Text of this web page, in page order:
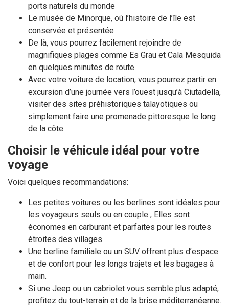
ports naturels du monde
Le musée de Minorque, où l’histoire de l’île est
conservée et présentée
De là, vous pourrez facilement rejoindre de
magnifiques plages comme Es Grau et Cala Mesquida
en quelques minutes de route
Avec votre voiture de location, vous pourrez partir en
excursion d’une journée vers l’ouest jusqu’à Ciutadella,
visiter des sites préhistoriques talayotiques ou
simplement faire une promenade pittoresque le long
de la côte.
Choisir le véhicule idéal pour votre
voyage
Voici quelques recommandations:
Les petites voitures ou les berlines sont idéales pour
les voyageurs seuls ou en couple ; Elles sont
économes en carburant et parfaites pour les routes
étroites des villages.
Une berline familiale ou un SUV offrent plus d’espace
et de confort pour les longs trajets et les bagages à
main.
Si une Jeep ou un cabriolet vous semble plus adapté,
profitez du tout-terrain et de la brise méditerranéenne.